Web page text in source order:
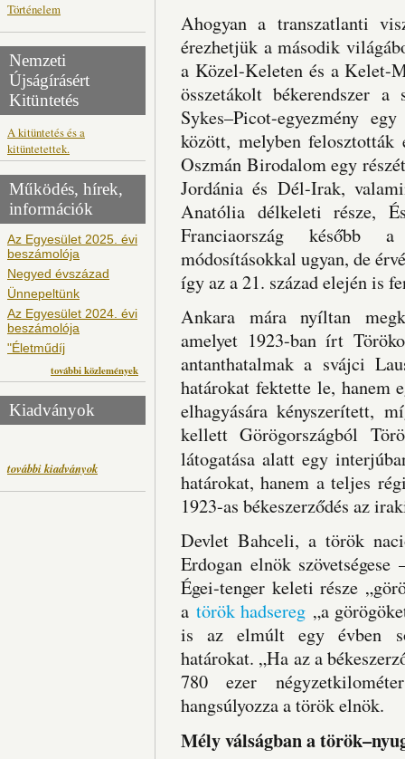
Történelem
Nemzeti
Újságírásért
Kitüntetés
A kitüntetés és a
kitüntetettek.
Működés, hírek,
információk
Az Egyesület 2025. évi
beszámolója
Negyed évszázad
Ünnepeltünk
Az Egyesület 2024. évi
beszámolója
"Életműdíj
további közlemények
Kiadványok
további kiadványok
Ahogyan a transzatlanti
érezhetjük a második
a Közel-Keleten és a Kelet-
összetákolt békerendszer
Sykes–Picot-egyezmény
között, melyben felosztották
Oszmán Birodalom egy
Jordánia és Dél-Irak,
Anatólia délkeleti része,
Franciaország később a
módosításokkal ugyan, de
így az a 21. század elején is
Ankara mára nyíltan
amelyet 1923-ban írt
antanthatalmak a svájci
határokat fektette le, hanem
elhagyására kényszerített,
kellett Görögországból
látogatása alatt egy
határokat, hanem a teljes
1923-as békeszerződés az
Devlet Bahceli, a török
Erdogan elnök
Égei-tenger keleti része
atörök hadsereg „a
is az elmúlt egy évben
határokat. „Ha az a
780 ezer
hangsúlyozza a török elnök.
Mély válságban a